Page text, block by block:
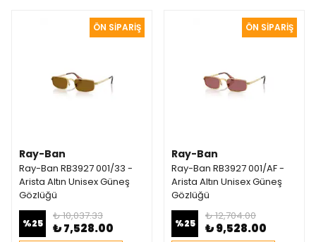
Ray-Ban
Ray-Ban RB3927 001/33 -
Arista Altın Unisex Güneş
Gözlüğü
%25
₺ 10,037.33
₺ 7,528.00
Ray-Ban
Ray-Ban RB3927 001/AF -
Arista Altın Unisex Güneş
Gözlüğü
%25
₺ 12,704.00
₺ 9,528.00